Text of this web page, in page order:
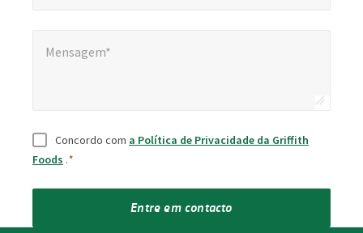
Mensagem*
Consentimento
Concordo com a Política de Privacidade da Griffith
Foods .*
Entre em contacto